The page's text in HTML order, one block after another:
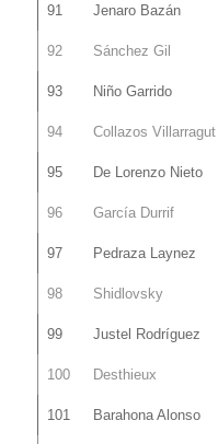
91 Jenaro Bazán
92 Sánchez Gil
93 Niño Garrido
94 Collazos Villarragut
95 De Lorenzo Nieto
96 García Durrif
97 Pedraza Laynez
98 Shidlovsky
99 Justel Rodríguez
100 Desthieux
101 Barahona Alonso